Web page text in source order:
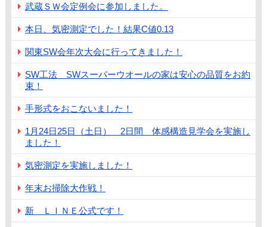
武蔵ＳＷ会定例会に参加しました。
本日、気密測定でした！結果C値0.13
関東SW会年次大会に行ってきました！
SW工法 SWスーパーウオールの家は安心の品質をお約
束！
手形式をおこないました！
1月24日25日（土日） 2日間 体感構造見学会を実施し
ました！
気密測定を実施しました！
年末お掃除大作戦！
新 ＬＩＮＥ公式です！